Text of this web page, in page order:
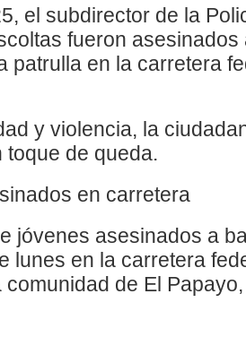
el subdirector de la
fueron
patrulla en la carretera
y violencia, la
toque de queda.
en carretera
jóvenes asesinados a
lunes en la carretera
comunidad de El